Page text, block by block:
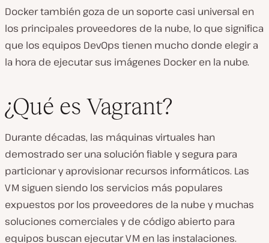
Docker también goza de un soporte casi universal en
los principales proveedores de la nube, lo que significa
que los equipos DevOps tienen mucho donde elegir a
la hora de ejecutar sus imágenes Docker en la nube.
¿Qué es Vagrant?
Durante décadas, las máquinas virtuales han
demostrado ser una solución fiable y segura para
particionar y aprovisionar recursos informáticos. Las
VM siguen siendo los servicios más populares
expuestos por los proveedores de la nube y muchas
soluciones comerciales y de código abierto para
equipos buscan ejecutar VM en las instalaciones.